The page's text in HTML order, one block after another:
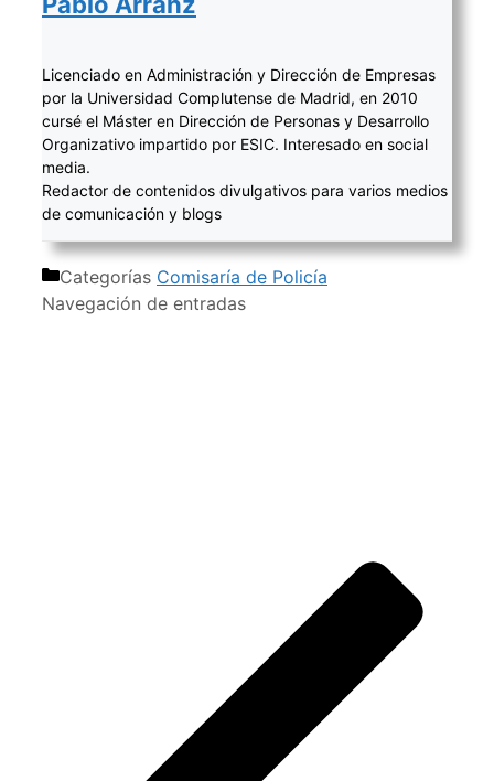
Licenciado en Administración y Dirección de Empresas
por la Universidad Complutense de Madrid, en 2010
cursé el Máster en Dirección de Personas y Desarrollo
Organizativo impartido por ESIC. Interesado en social
media.
Redactor de contenidos divulgativos para varios medios
de comunicación y blogs
Categorías Comisaría de Policía
Navegación de entradas